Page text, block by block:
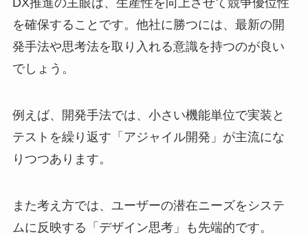
を確保することです。他社に勝つには、最新の開
発手法や思考法を取り入れる意識を持つのが良い
でしょう。
例えば、開発手法では、小さい機能単位で実装と
テストを繰り返す「アジャイル開発」が主流にな
りつつあります。
また考え方では、ユーザーの潜在ニーズをシステ
ムに反映する「デザイン思考」も先端的です。